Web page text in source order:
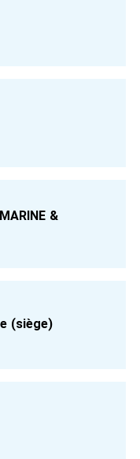
&
(siège)